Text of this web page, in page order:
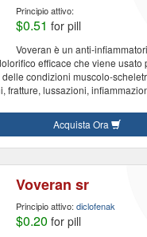
Principio attivo:
$0.51 for pill
Voveran è un anti-
efficace che viene usato
condizioni muscolo-
fratture, lussazioni,
Acquista Ora
Voveran sr
Principio attivo: diclofenak
$0.20 for pill